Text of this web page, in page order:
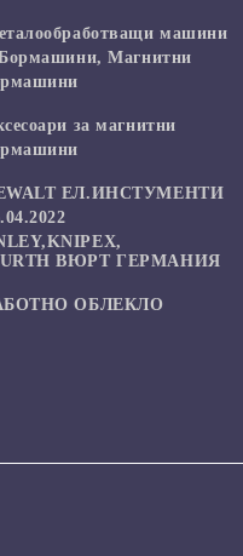
машини
Магнитни
за магнитни
ЕЛ.ИНСТУМЕНТИ
ВЮРТ ГЕРМАНИЯ
ОБЛЕКЛО